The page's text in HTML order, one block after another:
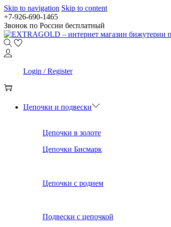
Skip to navigation Skip to content
+7-926-690-1465
Звонок по России бесплатный
Login / Register
Цепочки и подвески
Цепочки в золоте
Цепочки Бисмарк
Цепочки с родием
Подвески с цепочкой